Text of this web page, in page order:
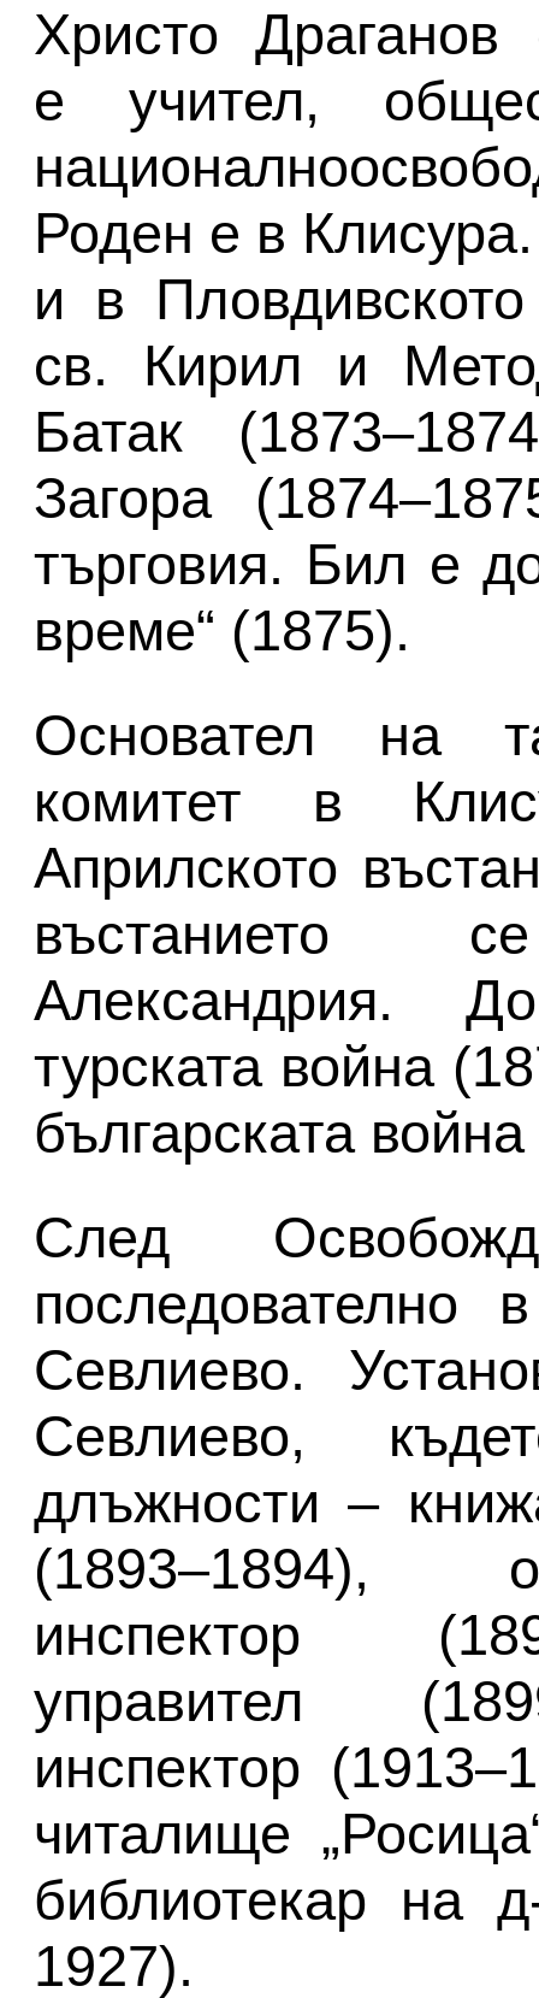
Христо
е учител,
Роден е в
и в
св. Кирил и
Батак
Загора
търговия. Бил е
време“ (1875).
Основател на
комитет в
Априлското
въстанието
Александрия.
турската война
българската
След
последователно
Севлиево.
Севлиево,
длъжности –
(1893–1894),
инспектор
управител
инспектор
читалище
библиотекар на
1927).